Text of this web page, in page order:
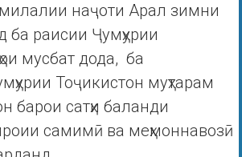
наҷоти Арал зимни
ба раисии Ҷумҳурии
мусбат дода, ба
Тоҷикистон муҳтарам
барои сатҳи баланди
самимӣ ва меҳмоннавозӣ